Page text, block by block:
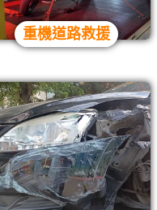
重機道路救援